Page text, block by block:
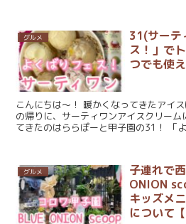
グルメ
31(サーテ
ス！」で
つでも使
こんにちは～！ 暖かくなってきたアイスは格別！ということで公園
の帰りに、サーティワンアイスクリームに
てきたのはららぽーと甲子園の31！ 「よくばりフェス！」でトリプ
グルメ
子連れで
ONION
キッズメ
について